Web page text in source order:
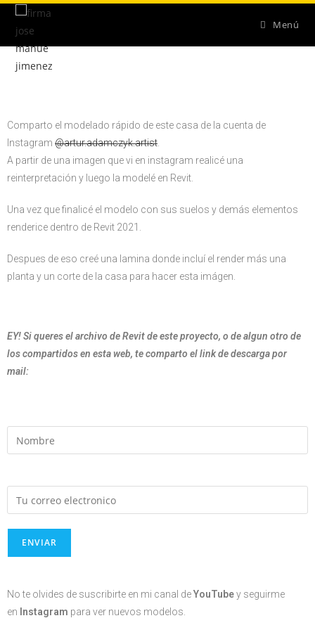
Menú
Comparto el modelado rápido de este casa de la cuenta de
Instagram @artur.adamczyk.artist
A partir de una imagen que vi en instagram realicé una
reinterpretación y luego la modelé en Revit.
Una vez que finalicé el modelo con sus suelos y demás elementos
renderice dentro de Revit 2021.
Despues de eso creé una lamina donde incluí el render más una
planta y un corte de la casa para hacer esta imágen.
EY! Si queres el archivo de Revit de este proyecto, o de algun otro de
los compartidos en esta web, te comparto el link de descarga por
mail:
No te olvides de suscribirte en mi canal deYouTubey seguirme
en Instagram para ver nuevos modelos.